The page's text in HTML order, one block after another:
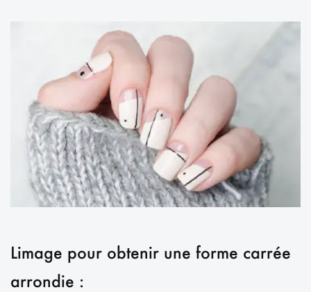
Limage pour obtenir une forme carrée
arrondie :